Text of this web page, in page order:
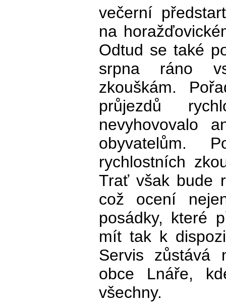
večerní
na
Odtud se také
srpna ráno
zkouškám.
průjezdů
nevyhovovalo
obyvatelům.
rychlostních
Trať však bude
což ocení
posádky, které
mít tak k
Servis zůstává
obce Lnáře,
všechny.